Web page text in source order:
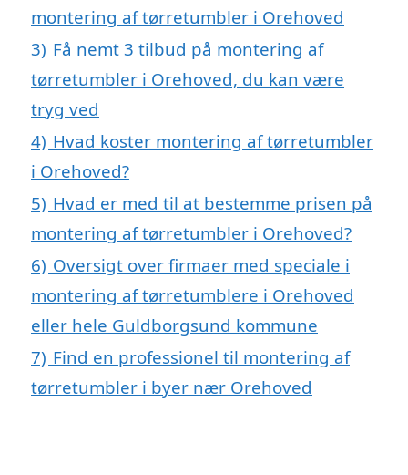
montering af tørretumbler i Orehoved
3) Få nemt 3 tilbud på montering af
tørretumbler i Orehoved, du kan være
tryg ved
4) Hvad koster montering af tørretumbler
i Orehoved?
5) Hvad er med til at bestemme prisen på
montering af tørretumbler i Orehoved?
6) Oversigt over firmaer med speciale i
montering af tørretumblere i Orehoved
eller hele Guldborgsund kommune
7) Find en professionel til montering af
tørretumbler i byer nær Orehoved